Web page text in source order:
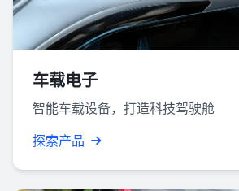
车载电子
智能车载设备，打造科技驾驶舱
探索产品